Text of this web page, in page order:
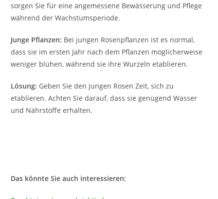
sorgen Sie für eine angemessene Bewässerung und Pflege
während der Wachstumsperiode.
Junge Pflanzen: Bei jungen Rosenpflanzen ist es normal,
dass sie im ersten Jahr nach dem Pflanzen möglicherweise
weniger blühen, während sie ihre Wurzeln etablieren.
Lösung: Geben Sie den jungen Rosen Zeit, sich zu
etablieren. Achten Sie darauf, dass sie genügend Wasser
und Nährstoffe erhalten.
Das könnte Sie auch interessieren: